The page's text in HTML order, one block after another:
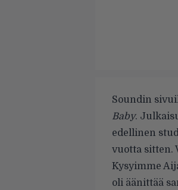
Soundin
Baby.
edellinen
vuotta sitten.
Kysyimme
oli äänittää